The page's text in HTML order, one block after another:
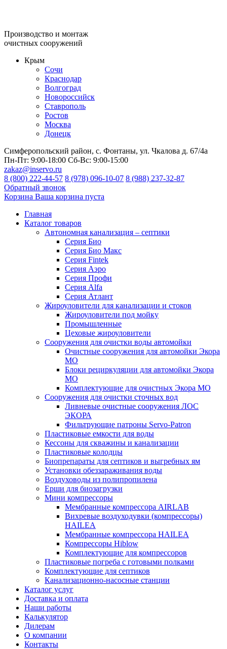
Производство и монтаж
очистных сооружений
Крым
Сочи
Краснодар
Волгоград
Новороссийск
Ставрополь
Ростов
Москва
Донецк
Симферопольский район, с. Фонтаны, ул. Чкалова д. 67/4а
Пн-Пт: 9:00-18:00 Сб-Вс: 9:00-15:00
zakaz@inservo.ru
8 (800) 222-44-57 8 (978) 096-10-07 8 (988) 237-32-87
Обратный звонок
Корзина Ваша корзина пуста
Главная
Каталог товаров
Автономная канализация – септики
Серия Био
Серия Био Макс
Серия Fintek
Серия Аэро
Серия Профи
Серия Alfa
Серия Атлант
Жироуловители для канализации и стоков
Жироуловители под мойку
Промышленные
Цеховые жироуловители
Сооружения для очистки воды автомойки
Очистные сооружения для автомойки Экора
МО
Блоки рециркуляции для автомойки Экора
МО
Комплектующие для очистных Экора МО
Сооружения для очистки сточных вод
Ливневые очистные сооружения ЛОС
ЭКОРА
Фильтрующие патроны Servo-Patron
Пластиковые емкости для воды
Кессоны для скважины и канализации
Пластиковые колодцы
Биопрепараты для септиков и выгребных ям
Установки обеззараживания воды
Воздуховоды из полипропилена
Ерши для биозагрузки
Мини компрессоры
Мембранные компрессора AIRLAB
Вихревые воздуходувки (компрессоры)
HAILEA
Мембранные компрессора HAILEA
Компрессоры Hiblow
Комплектующие для компрессоров
Пластиковые погреба с готовыми полками
Комплектующие для септиков
Канализационно-насосные станции
Каталог услуг
Доставка и оплата
Наши работы
Калькулятор
Дилерам
О компании
Контакты